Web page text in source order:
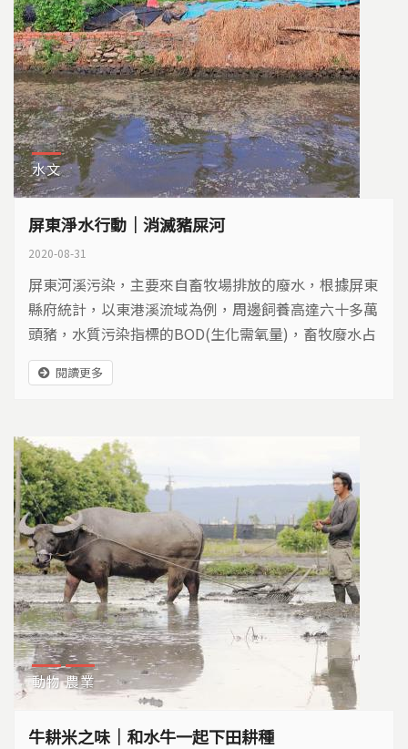
水文
屏東淨水行動｜消滅豬屎河
2020-08-31
屏東河溪污染，主要來自畜牧場排放的廢水，根據屏東
縣府統計，以東港溪流域為例，周邊飼養高達六十多萬
頭豬，水質污染指標的BOD(生化需氧量)，畜牧廢水占
74％，形成的髒臭，影響生態與生活。一個由民間發起
的淨水行動，在四個鄉鎮推動，希望潔淨水質，發展親
閱讀更多
動物 農業
牛耕米之味｜和水牛一起下田耕種